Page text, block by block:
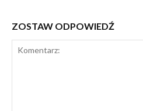
ZOSTAW ODPOWIEDŹ